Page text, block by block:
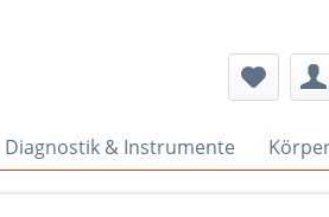
Diagnostik & Instrumente